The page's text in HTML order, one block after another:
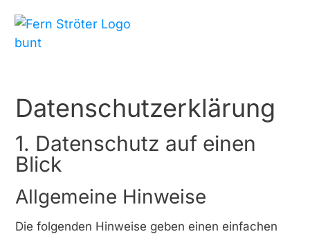
Datenschutz­erklärung
1. Datenschutz auf einen
Blick
Allgemeine Hinweise
Die folgenden Hinweise geben einen einfachen